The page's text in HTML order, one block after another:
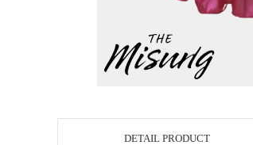
DETAIL PRODUCT